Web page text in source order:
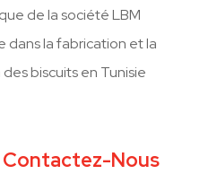
de la société LBM
dans la fabrication et la
biscuits en Tunisie
Contactez-Nous